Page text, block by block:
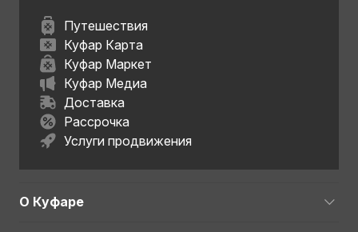
Путешествия
Куфар Карта
Куфар Маркет
Куфар Медиа
Доставка
Рассрочка
Услуги продвижения
О Куфаре